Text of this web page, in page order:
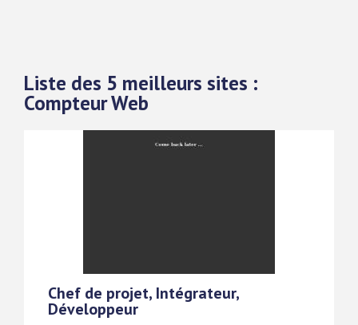
Liste des 5 meilleurs sites :
Compteur Web
Chef de projet, Intégrateur,
Développeur